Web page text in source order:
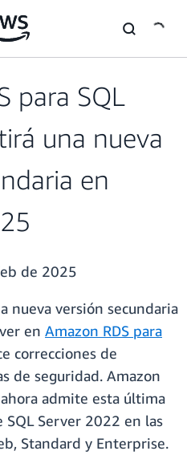
para SQL
una nueva
en
de 2025
nueva versión secundaria
en Amazon RDS para
correcciones de
de seguridad. Amazon
ahora admite esta última
SQL Server 2022 en las
Standard y Enterprise.